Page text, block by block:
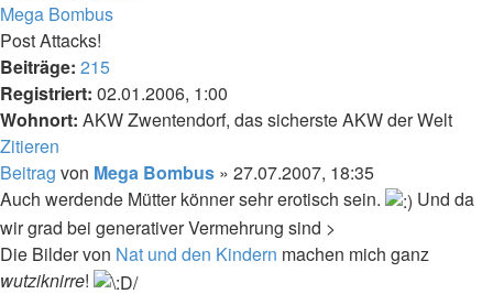
Mega Bombus
Post Attacks!
Beiträge: 215
Registriert: 02.01.2006, 1:00
Wohnort: AKW Zwentendorf, das sicherste AKW der Welt
Zitieren
Beitrag von Mega Bombus » 27.07.2007, 18:35
Auch werdende Mütter könner sehr erotisch sein.
Und da
wir grad bei generativer Vermehrung sind >
Die Bilder von Nat und den Kindern machen mich ganz
wutziknirre!